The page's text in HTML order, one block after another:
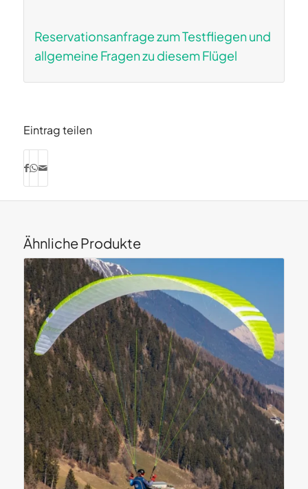
Reservationsanfrage zum Testfliegen und
allgemeine Fragen zu diesem Flügel
Eintrag teilen
Ähnliche Produkte